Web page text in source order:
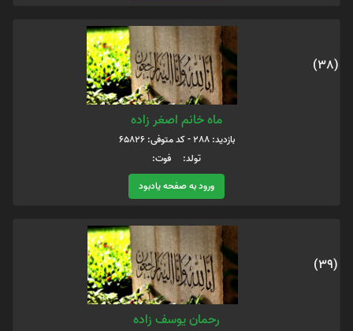
(38)
ماه خانم اصغر زاده
بازدید: 288 - کد متوفی: 65826
تولد: فوت:
ورود به صفحه یادبود
(39)
رحمان یوسف زاده